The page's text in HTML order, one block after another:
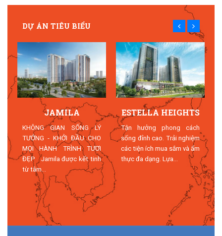
DỰ ÁN TIÊU BIỂU
JAMILA
KHÔNG GIAN SỐNG LÝ
TƯỞNG - KHỞI ĐẦU CHO
MỌI HÀNH TRÌNH TƯƠI
ĐẸP Jamila được kết tinh
từ tâm...
ESTELLA HEIGHTS
Tận hưởng phong cách
sống đỉnh cao. Trải nghiệm
các tiện ích mua sắm và ẩm
thực đa dạng. Lựa...